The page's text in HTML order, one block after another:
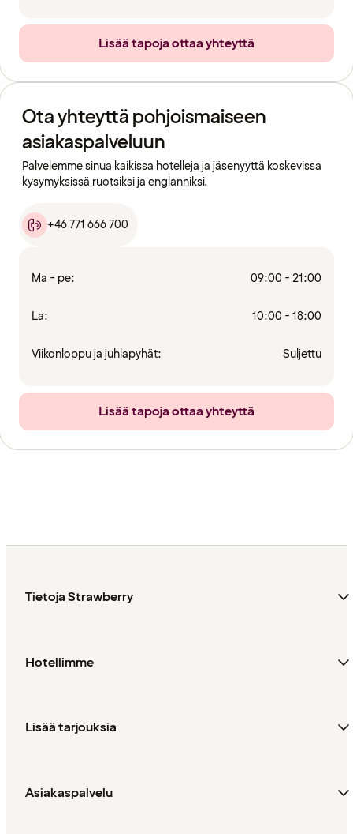
Lisää tapoja ottaa yhteyttä
Ota yhteyttä pohjoismaiseen
asiakaspalveluun
Palvelemme sinua kaikissa hotelleja ja jäsenyyttä koskevissa
kysymyksissä ruotsiksi ja englanniksi.
+46 771 666 700
Ma - pe: 09:00 - 21:00
La: 10:00 - 18:00
Viikonloppu ja juhlapyhät: Suljettu
Lisää tapoja ottaa yhteyttä
Tietoja Strawberry
Hotellimme
Lisää tarjouksia
Asiakaspalvelu